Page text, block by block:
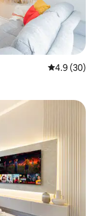
औसत रेटिंग 5 में
4.9 (30)